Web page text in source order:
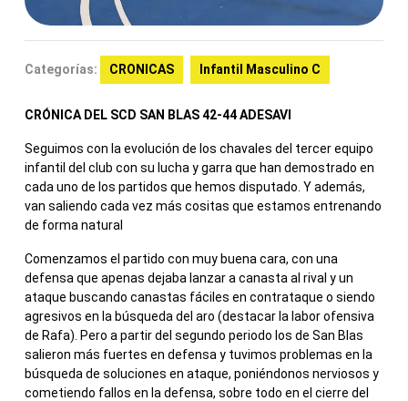
Categorías: CRONICAS Infantil Masculino C
CRÓNICA DEL SCD SAN BLAS 42-44 ADESAVI
Seguimos con la evolución de los chavales del tercer equipo
infantil del club con su lucha y garra que han demostrado en
cada uno de los partidos que hemos disputado. Y además,
van saliendo cada vez más cositas que estamos entrenando
de forma natural
Comenzamos el partido con muy buena cara, con una
defensa que apenas dejaba lanzar a canasta al rival y un
ataque buscando canastas fáciles en contrataque o siendo
agresivos en la búsqueda del aro (destacar la labor ofensiva
de Rafa). Pero a partir del segundo periodo los de San Blas
salieron más fuertes en defensa y tuvimos problemas en la
búsqueda de soluciones en ataque, poniéndonos nerviosos y
cometiendo fallos en la defensa, sobre todo en el cierre del